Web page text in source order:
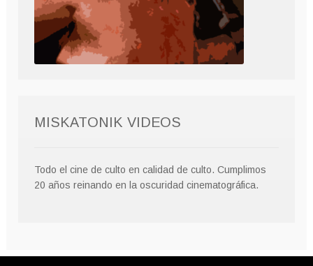
MISKATONIK VIDEOS
Todo el cine de culto en calidad de culto. Cumplimos
20 años reinando en la oscuridad cinematográfica.